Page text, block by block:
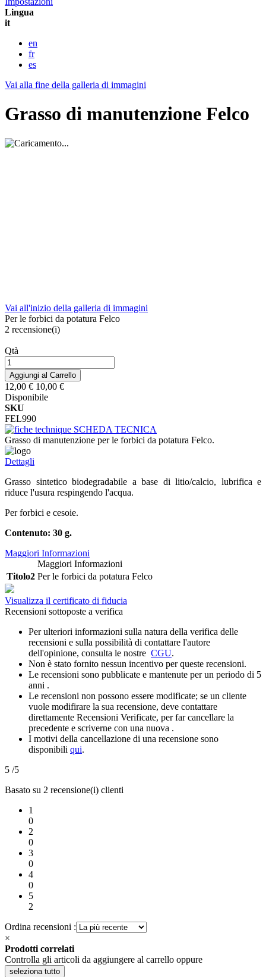
Lingua
it
en
fr
es
Vai alla fine della galleria di immagini
Grasso di manutenzione Felco
Vai all'inizio della galleria di immagini
Per le forbici da potatura Felco
2 recensione(i)
Qtà
Aggiungi al Carrello
12,00 € 10,00 €
Disponibile
SKU
FEL990
SCHEDA TECNICA
Grasso di manutenzione per le forbici da potatura Felco.
Dettagli
Grasso sintetico biodegradabile a base di litio/calcio, lubrifica e
riduce l'usura respingendo l'acqua.
Per forbici e cesoie.
Contenuto: 30 g.
Maggiori Informazioni
Maggiori Informazioni
Titolo2 Per le forbici da potatura Felco
Visualizza il certificato di fiducia
Recensioni sottoposte a verifica
Per ulteriori informazioni sulla natura della verifica delle
recensioni e sulla possibilità di contattare l'autore
dell'opinione, consulta le nostre CGU.
Non è stato fornito nessun incentivo per queste recensioni.
Le recensioni sono pubblicate e mantenute per un periodo di 5
anni .
Le recensioni non possono essere modificate; se un cliente
vuole modifirare la sua recensione, deve contattare
direttamente Recensioni Verificate, per far cancellare la
precedente e scriverne con una nuova .
I motivi della cancellazione di una recensione sono
disponibili qui.
5 /5
Basato su 2 recensione(i) clienti
1
0
2
0
3
0
4
0
5
2
Ordina recensioni :
×
Prodotti correlati
Controlla gli articoli da aggiungere al carrello oppure
seleziona tutto